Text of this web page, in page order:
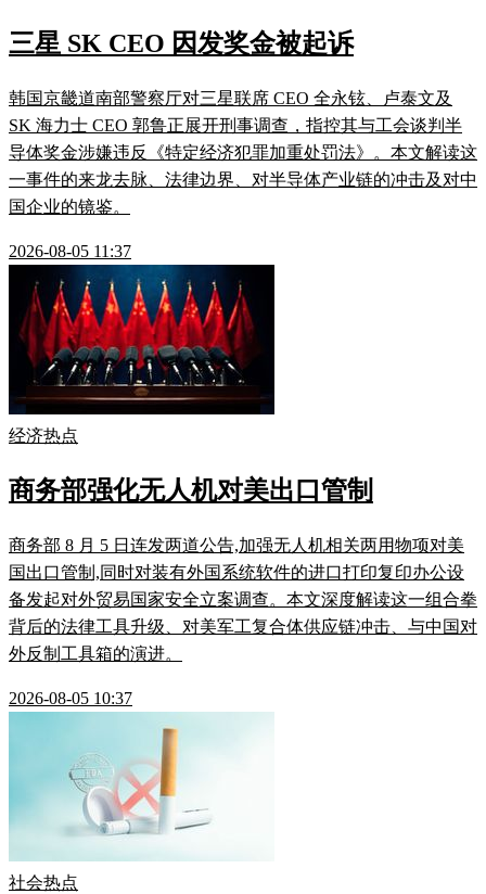
三星 SK CEO 因发奖金被起诉
韩国京畿道南部警察厅对三星联席 CEO 全永铉、卢泰文及
SK 海力士 CEO 郭鲁正展开刑事调查，指控其与工会谈判半
导体奖金涉嫌违反《特定经济犯罪加重处罚法》。本文解读这
一事件的来龙去脉、法律边界、对半导体产业链的冲击及对中
国企业的镜鉴。
2026-08-05 11:37
经济热点
商务部强化无人机对美出口管制
商务部 8 月 5 日连发两道公告,加强无人机相关两用物项对美
国出口管制,同时对装有外国系统软件的进口打印复印办公设
备发起对外贸易国家安全立案调查。本文深度解读这一组合拳
背后的法律工具升级、对美军工复合体供应链冲击、与中国对
外反制工具箱的演进。
2026-08-05 10:37
社会热点